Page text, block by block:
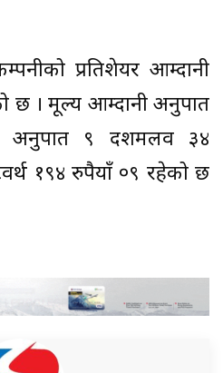
प्रतिशेयर आम्दानी
छ । मूल्य आम्दानी अनुपात
अनुपात ९ दशमलव ३४
१९४ रुपैयाँ ०९ रहेको छ